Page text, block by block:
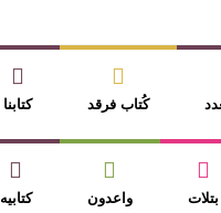
بن شداد… الشاعر الفارس
كُتاب فرقد كتابنا
بتلات واعدون كتابيه